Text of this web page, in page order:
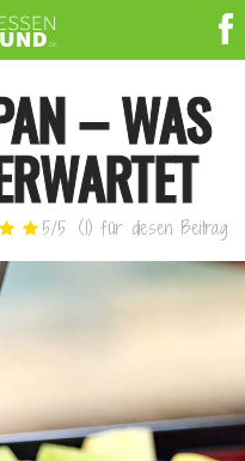
– WAS
5/5 (1) für diesen Beitrag